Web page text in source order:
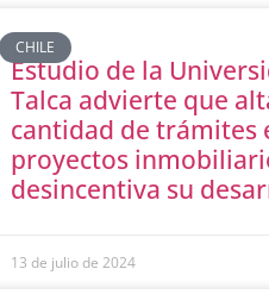
CHILE
Estudio de la
Talca advierte que
cantidad de trámites
proyectos
desincentiva su
13 de julio de 2024